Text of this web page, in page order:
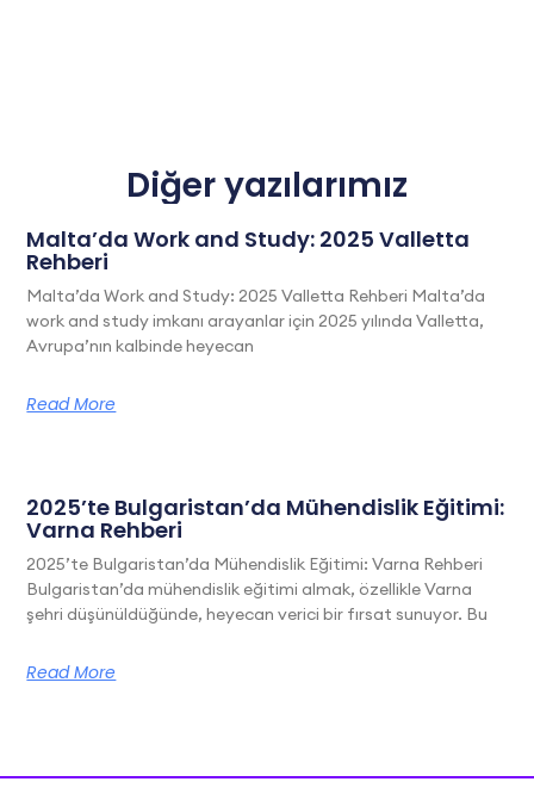
Diğer yazılarımız
Malta’da Work and Study: 2025 Valletta
Rehberi
Malta’da Work and Study: 2025 Valletta Rehberi Malta’da
work and study imkanı arayanlar için 2025 yılında Valletta,
Avrupa’nın kalbinde heyecan
Read More
2025’te Bulgaristan’da Mühendislik Eğitimi:
Varna Rehberi
2025’te Bulgaristan’da Mühendislik Eğitimi: Varna Rehberi
Bulgaristan’da mühendislik eğitimi almak, özellikle Varna
şehri düşünüldüğünde, heyecan verici bir fırsat sunuyor. Bu
Read More